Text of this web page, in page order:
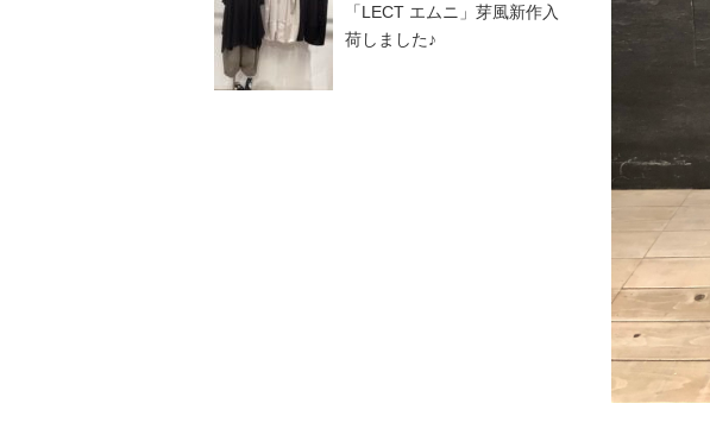
「LECT エムニ」芽風新作入
荷しました♪